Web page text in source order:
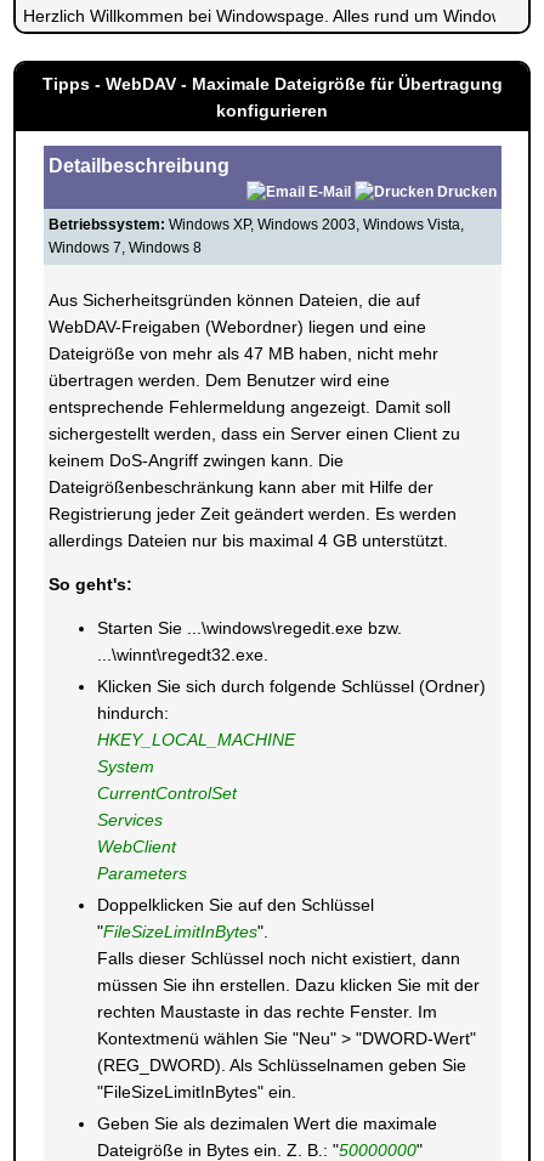
Herzlich Willkommen bei Windowspage. Alles rund um Windows.
Tipps - WebDAV - Maximale Dateigröße für Übertragung
konfigurieren
Detailbeschreibung
E-Mail
Drucken
Betriebssystem: Windows XP, Windows 2003, Windows Vista,
Windows 7, Windows 8
Aus Sicherheitsgründen können Dateien, die auf
WebDAV-Freigaben (Webordner) liegen und eine
Dateigröße von mehr als 47 MB haben, nicht mehr
übertragen werden. Dem Benutzer wird eine
entsprechende Fehlermeldung angezeigt. Damit soll
sichergestellt werden, dass ein Server einen Client zu
keinem DoS-Angriff zwingen kann. Die
Dateigrößenbeschränkung kann aber mit Hilfe der
Registrierung jeder Zeit geändert werden. Es werden
allerdings Dateien nur bis maximal 4 GB unterstützt.
So geht's:
Starten Sie ...\windows\regedit.exe bzw.
...\winnt\regedt32.exe.
Klicken Sie sich durch folgende Schlüssel (Ordner)
hindurch:
HKEY_LOCAL_MACHINE
System
CurrentControlSet
Services
WebClient
Parameters
Doppelklicken Sie auf den Schlüssel
"FileSizeLimitInBytes".
Falls dieser Schlüssel noch nicht existiert, dann
müssen Sie ihn erstellen. Dazu klicken Sie mit der
rechten Maustaste in das rechte Fenster. Im
Kontextmenü wählen Sie "Neu" > "DWORD-Wert"
(REG_DWORD). Als Schlüsselnamen geben Sie
"FileSizeLimitInBytes" ein.
Geben Sie als dezimalen Wert die maximale
Dateigröße in Bytes ein. Z. B.: "50000000"